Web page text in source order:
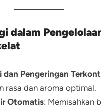
dalam
dan Pengeringan
rasa dan aroma optimal.
Otomatis: Memisahkan